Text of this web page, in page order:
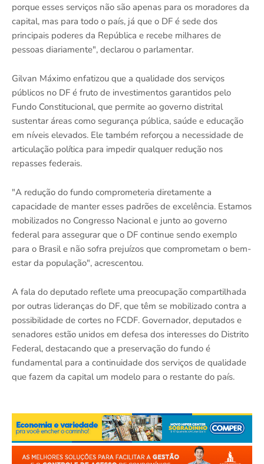
porque esses serviços não são apenas para os moradores da
capital, mas para todo o país, já que o DF é sede dos
principais poderes da República e recebe milhares de
pessoas diariamente", declarou o parlamentar.
Gilvan Máximo enfatizou que a qualidade dos serviços
públicos no DF é fruto de investimentos garantidos pelo
Fundo Constitucional, que permite ao governo distrital
sustentar áreas como segurança pública, saúde e educação
em níveis elevados. Ele também reforçou a necessidade de
articulação política para impedir qualquer redução nos
repasses federais.
"A redução do fundo comprometeria diretamente a
capacidade de manter esses padrões de excelência. Estamos
mobilizados no Congresso Nacional e junto ao governo
federal para assegurar que o DF continue sendo exemplo
para o Brasil e não sofra prejuízos que comprometam o bem-
estar da população", acrescentou.
A fala do deputado reflete uma preocupação compartilhada
por outras lideranças do DF, que têm se mobilizado contra a
possibilidade de cortes no FCDF. Governador, deputados e
senadores estão unidos em defesa dos interesses do Distrito
Federal, destacando que a preservação do fundo é
fundamental para a continuidade dos serviços de qualidade
que fazem da capital um modelo para o restante do país.